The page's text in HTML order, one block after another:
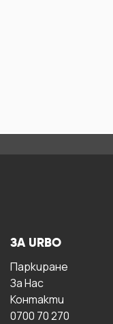
ЗА URBO
Паркиране
За Hас
Контакти
0700 70 270